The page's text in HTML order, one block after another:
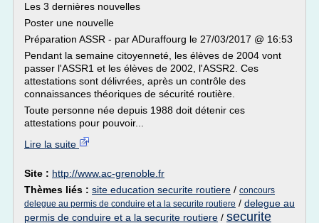
Les 3 dernières nouvelles
Poster une nouvelle
Préparation ASSR - par ADuraffourg le 27/03/2017 @ 16:53
Pendant la semaine citoyenneté, les élèves de 2004 vont
passer l'ASSR1 et les élèves de 2002, l'ASSR2. Ces
attestations sont délivrées, après un contrôle des
connaissances théoriques de sécurité routière.
Toute personne née depuis 1988 doit détenir ces
attestations pour pouvoir...
Lire la suite
Site : http://www.ac-grenoble.fr
Thèmes liés : site education securite routiere / concours
delegue au permis de conduire et a la securite routiere / delegue au
permis de conduire et a la securite routiere / securite